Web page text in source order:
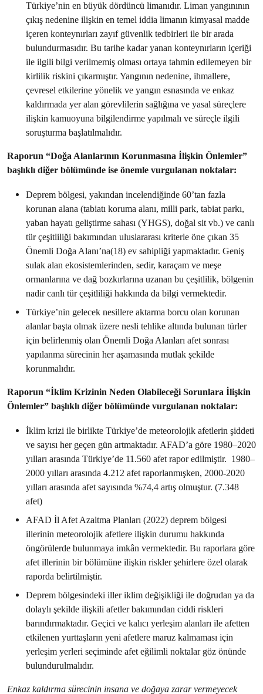
Türkiye’nin en büyük dördüncü limanıdır. Liman yangınının
çıkış nedenine ilişkin en temel iddia limanın kimyasal madde
içeren konteynırları zayıf güvenlik tedbirleri ile bir arada
bulundurmasıdır. Bu tarihe kadar yanan konteynırların içeriği
ile ilgili bilgi verilmemiş olması ortaya tahmin edilemeyen bir
kirlilik riskini çıkarmıştır. Yangının nedenine, ihmallere,
çevresel etkilerine yönelik ve yangın esnasında ve enkaz
kaldırmada yer alan görevlilerin sağlığına ve yasal süreçlere
ilişkin kamuoyuna bilgilendirme yapılmalı ve süreçle ilgili
soruşturma başlatılmalıdır.
Raporun “Doğa Alanlarının Korunmasına İlişkin Önlemler”
başlıklı diğer bölümünde ise önemle vurgulanan noktalar:
Deprem bölgesi, yakından incelendiğinde 60’tan fazla
korunan alana (tabiatı koruma alanı, milli park, tabiat parkı,
yaban hayatı geliştirme sahası (YHGS), doğal sit vb.) ve canlı
tür çeşitliliği bakımından uluslararası kriterle öne çıkan 35
Önemli Doğa Alanı’na(18) ev sahipliği yapmaktadır. Geniş
sulak alan ekosistemlerinden, sedir, karaçam ve meşe
ormanlarına ve dağ bozkırlarına uzanan bu çeşitlilik, bölgenin
nadir canlı tür çeşitliliği hakkında da bilgi vermektedir.
Türkiye’nin gelecek nesillere aktarma borcu olan korunan
alanlar başta olmak üzere nesli tehlike altında bulunan türler
için belirlenmiş olan Önemli Doğa Alanları afet sonrası
yapılanma sürecinin her aşamasında mutlak şekilde
korunmalıdır.
Raporun “İklim Krizinin Neden Olabileceği Sorunlara İlişkin
Önlemler” başlıklı diğer bölümünde vurgulanan noktalar:
İklim krizi ile birlikte Türkiye’de meteorolojik afetlerin şiddeti
ve sayısı her geçen gün artmaktadır. AFAD’a göre 1980–2020
yılları arasında Türkiye’de 11.560 afet rapor edilmiştir. 1980–
2000 yılları arasında 4.212 afet raporlanmışken, 2000-2020
yılları arasında afet sayısında %74,4 artış olmuştur. (7.348
afet)
AFAD İl Afet Azaltma Planları (2022) deprem bölgesi
illerinin meteorolojik afetlere ilişkin durumu hakkında
öngörülerde bulunmaya imkân vermektedir. Bu raporlara göre
afet illerinin bir bölümüne ilişkin riskler şehirlere özel olarak
raporda belirtilmiştir.
Deprem bölgesindeki iller iklim değişikliği ile doğrudan ya da
dolaylı şekilde ilişkili afetler bakımından ciddi riskleri
barındırmaktadır. Geçici ve kalıcı yerleşim alanları ile afetten
etkilenen yurttaşların yeni afetlere maruz kalmaması için
yerleşim yerleri seçiminde afet eğilimli noktalar göz önünde
bulundurulmalıdır.
Enkaz kaldırma sürecinin insana ve doğaya zarar vermeyecek